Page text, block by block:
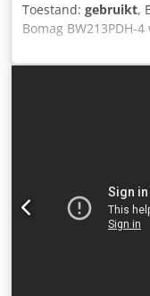
Toestand: gebruikt,
Bomag BW213PDH-
5.598 draaiuren! ----
BW213PDH-4 *
ca. 5.598 *
Kortum : WhatsApp
en tussentijdse